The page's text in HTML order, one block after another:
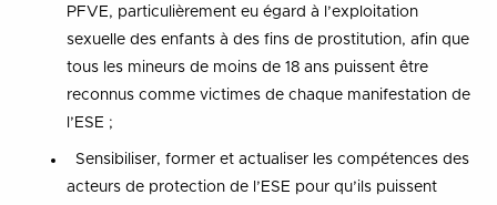
PFVE, particulièrement eu égard à l’exploitation
sexuelle des enfants à des fins de prostitution, afin que
tous les mineurs de moins de 18 ans puissent être
reconnus comme victimes de chaque manifestation de
l’ESE ;
Sensibiliser, former et actualiser les compétences des
acteurs de protection de l’ESE pour qu’ils puissent